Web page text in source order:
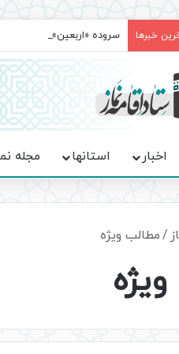
خبرها سروده‌ «اربعین»؛ روایت
اخبار استانها مجله
/مطالب ویژه